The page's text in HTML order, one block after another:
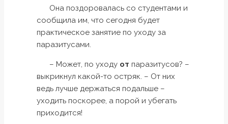
Она поздоровалась со студентами и
сообщила им, что сегодня будет
практическое занятие по уходу за
паразитусами.
– Может, по уходу от паразитусов? –
выкрикнул какой-то остряк. – От них
ведь лучше держаться подальше –
уходить поскорее, а порой и убегать
приходится!